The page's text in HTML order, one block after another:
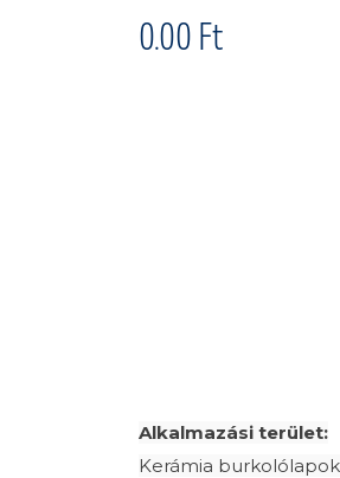
0.00 Ft
Alkalmazási terület:
Kerámia